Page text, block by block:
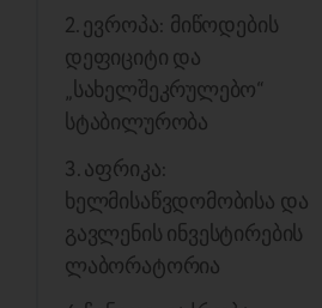
2. ევროპა: მიწოდების
დეფიციტი და
„სახელშეკრულებო“
სტაბილურობა
3. აფრიკა:
ხელმისაწვდომობისა და
გავლენის ინვესტირების
ლაბორატორია